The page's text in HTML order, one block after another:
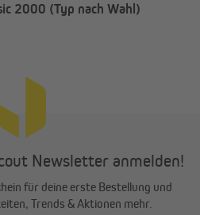
2000 (Typ nach Wahl)
Newsletter anmelden!
für deine erste Bestellung und
Trends & Aktionen mehr.